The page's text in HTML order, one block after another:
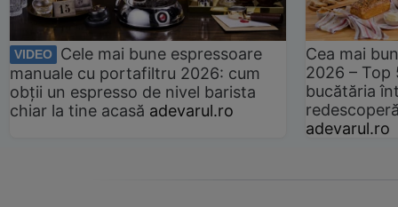
VIDEO
Cele mai bune espressoare
manuale cu portafiltru 2026: cum
obții un espresso de nivel barista
chiar la tine acasă adevarul.ro
Cea mai
2026 –
bucătăria
adevarul.ro